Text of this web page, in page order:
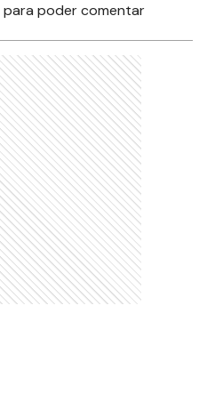
para poder comentar